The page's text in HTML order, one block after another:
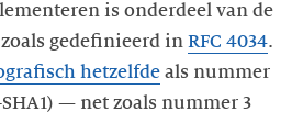
is onderdeel van de
zoals gedefinieerd in RFC 4034.
hetzelfde als nummer
SHA1) — net zoals nummer 3